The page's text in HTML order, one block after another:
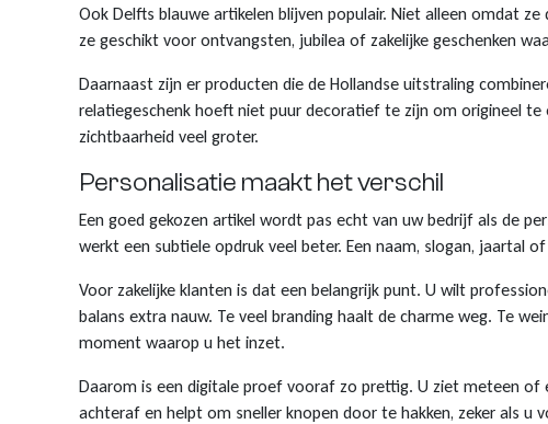
Ook Delfts blauwe artikelen blijven populair. Niet alleen omdat
ze geschikt voor ontvangsten, jubilea of zakelijke geschenken
Daarnaast zijn er producten die de Hollandse uitstraling
relatiegeschenk hoeft niet puur decoratief te zijn om origineel te
zichtbaarheid veel groter.
Personalisatie maakt het verschil
Een goed gekozen artikel wordt pas echt van uw bedrijf als de
werkt een subtiele opdruk veel beter. Een naam, slogan, jaartal
Voor zakelijke klanten is dat een belangrijk punt. U wilt
balans extra nauw. Te veel branding haalt de charme weg. Te
moment waarop u het inzet.
Daarom is een digitale proef vooraf zo prettig. U ziet meteen
achteraf en helpt om sneller knopen door te hakken, zeker als